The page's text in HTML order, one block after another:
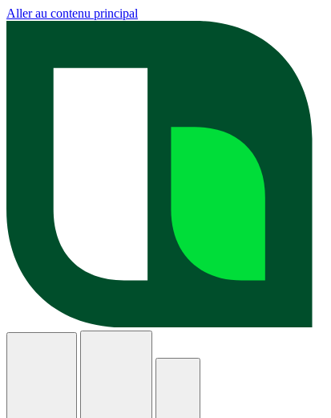
Aller au contenu principal